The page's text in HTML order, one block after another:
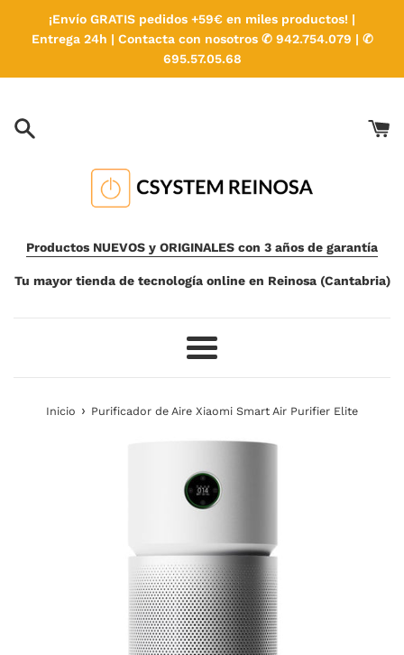
directamente
¡Envío GRATIS pedidos +59€ en miles productos! |
Entrega 24h | Contacta con nosotros ✆ 942.754.079 | ✆
695.57.05.68
Productos NUEVOS y ORIGINALES con 3 años de garantía
Tu mayor tienda de tecnología online en Reinosa (Cantabria)
Más
Inicio › Purificador de Aire Xiaomi Smart Air Purifier Elite